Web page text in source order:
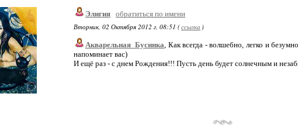
Элигия обратиться по имени
Вторник, 02 Октября 2012 г. 08:51 (ссылка )
Акварельная_Бусинка, Как всегда - волшебно, легко и
напоминает вас)
И ещё раз - с днем Рождения!!! Пусть день будет солнечным и